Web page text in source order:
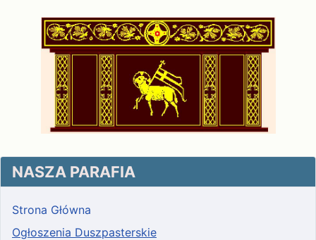
NASZA PARAFIA
Strona Główna
Ogłoszenia Duszpasterskie